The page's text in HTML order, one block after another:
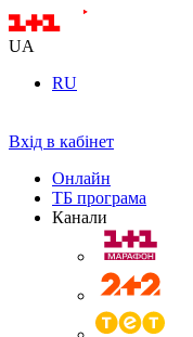
UA
RU
Вхід в кабінет
Онлайн
ТБ програма
Канали